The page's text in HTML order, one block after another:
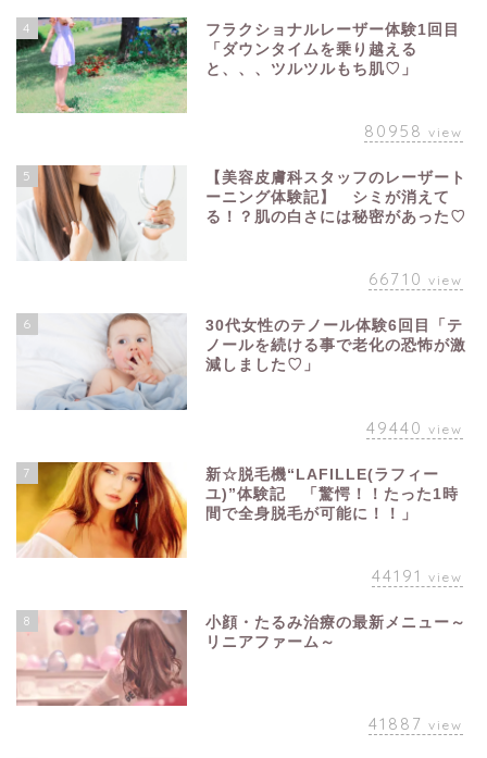
4
フラクショナルレーザー体験1回目
「ダウンタイムを乗り越える
と、、、ツルツルもち肌♡」
80958 view
5
【美容皮膚科スタッフのレーザート
ーニング体験記】 シミが消えて
る！？肌の白さには秘密があった♡
66710 view
6
30代女性のテノール体験6回目「テ
ノールを続ける事で老化の恐怖が激
減しました♡」
49440 view
7
新☆脱毛機“LAFILLE(ラフィー
ユ)”体験記 「驚愕！！たった1時
間で全身脱毛が可能に！！」
44191 view
8
小顔・たるみ治療の最新メニュー～
リニアファーム～
41887 view